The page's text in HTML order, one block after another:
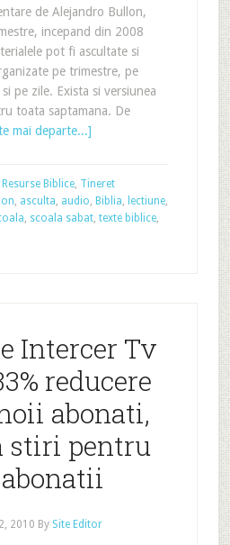
de Alejandro Bullon,
incepand din 2008
pot fi ascultate si
pe trimestre, pe
pe zile. Exista si versiunea
toata saptamana. De
mai departe...]
Biblice, Tineret
, asculta, audio, Biblia, lectiune,
, scoala sabat, texte biblice,
Intercer Tv
reducere
abonati,
stiri pentru
2010 By Site Editor